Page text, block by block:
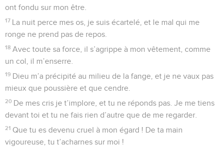
ont fondu sur mon être.
17 La nuit perce mes os, je suis écartelé, et le mal qui me
ronge ne prend pas de repos.
18 Avec toute sa force, il s’agrippe à mon vêtement, comme
un col, il m’enserre.
19 Dieu m’a précipité au milieu de la fange, et je ne vaux pas
mieux que poussière et que cendre.
20 De mes cris je t’implore, et tu ne réponds pas. Je me tiens
devant toi et tu ne fais rien d’autre que de me regarder.
21 Que tu es devenu cruel à mon égard ! De ta main
vigoureuse, tu t’acharnes sur moi !